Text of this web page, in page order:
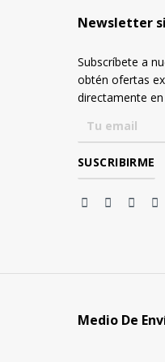
Newsletter
Subscríbete a
obtén ofertas
directamente
Medio De